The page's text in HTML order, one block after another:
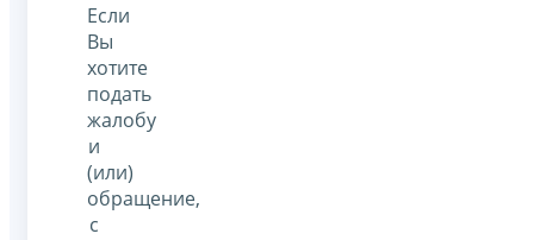
Если
Вы
хотите
подать
жалобу
и
(или)
обращение,
с